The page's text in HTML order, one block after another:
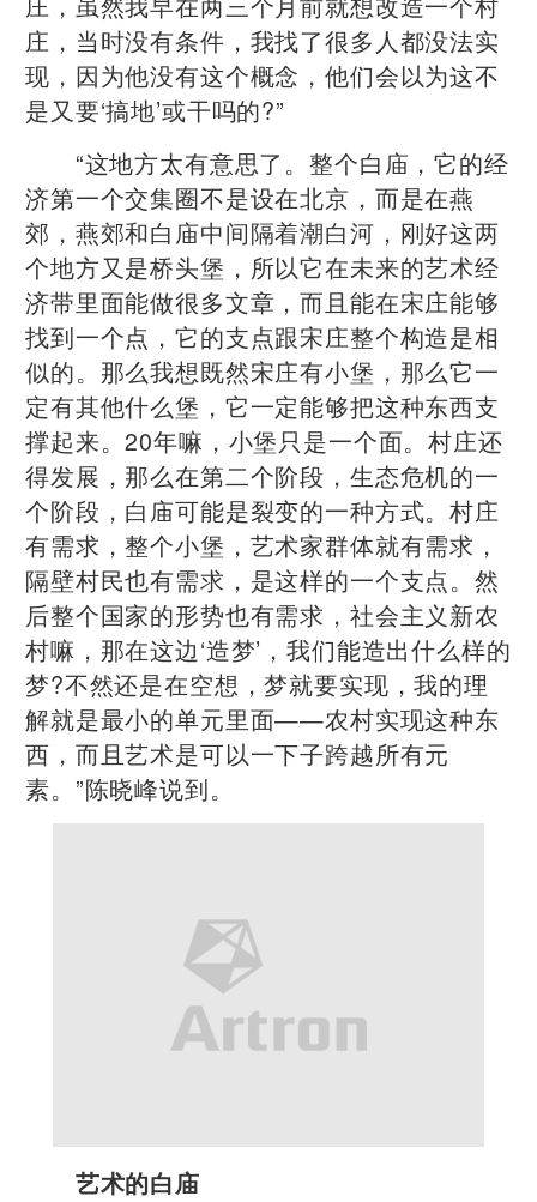
庄，当时没有条件，我找了很多人都没法实
现，因为他没有这个概念，他们会以为这不
是又要‘搞地’或干吗的?”
“这地方太有意思了。整个白庙，它的经
济第一个交集圈不是设在北京，而是在燕
郊，燕郊和白庙中间隔着潮白河，刚好这两
个地方又是桥头堡，所以它在未来的艺术经
济带里面能做很多文章，而且能在宋庄能够
找到一个点，它的支点跟宋庄整个构造是相
似的。那么我想既然宋庄有小堡，那么它一
定有其他什么堡，它一定能够把这种东西支
撑起来。20年嘛，小堡只是一个面。村庄还
得发展，那么在第二个阶段，生态危机的一
个阶段，白庙可能是裂变的一种方式。村庄
有需求，整个小堡，艺术家群体就有需求，
隔壁村民也有需求，是这样的一个支点。然
后整个国家的形势也有需求，社会主义新农
村嘛，那在这边‘造梦’，我们能造出什么样的
梦?不然还是在空想，梦就要实现，我的理
解就是最小的单元里面——农村实现这种东
西，而且艺术是可以一下子跨越所有元
素。”陈晓峰说到。
艺术的白庙